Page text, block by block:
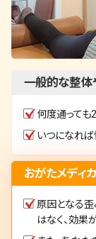
一般的な整体
何度通って
いつになれば
おがたメディ
原因となる歪
はなく、効果